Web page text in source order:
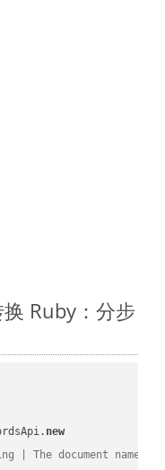
Ruby：分步
new
| The document name.